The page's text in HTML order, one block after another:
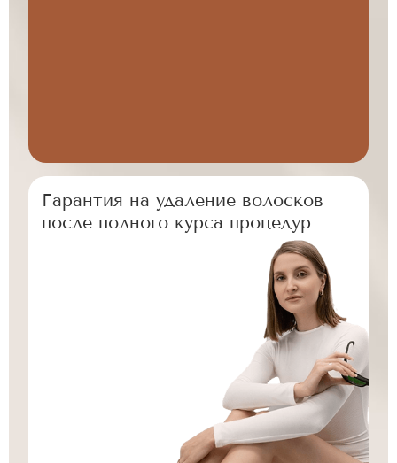
Гарантия на удаление волосков
после полного курса процедур